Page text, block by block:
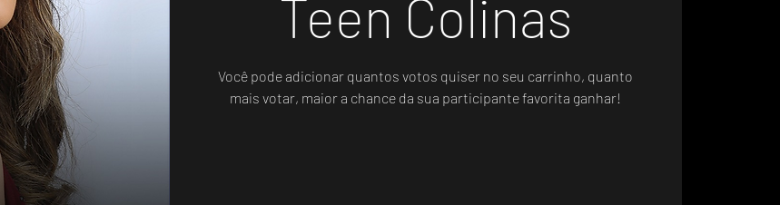
Teen Colinas
Você pode adicionar quantos votos quiser no seu carrinho, quanto
mais votar, maior a chance da sua participante favorita ganhar!